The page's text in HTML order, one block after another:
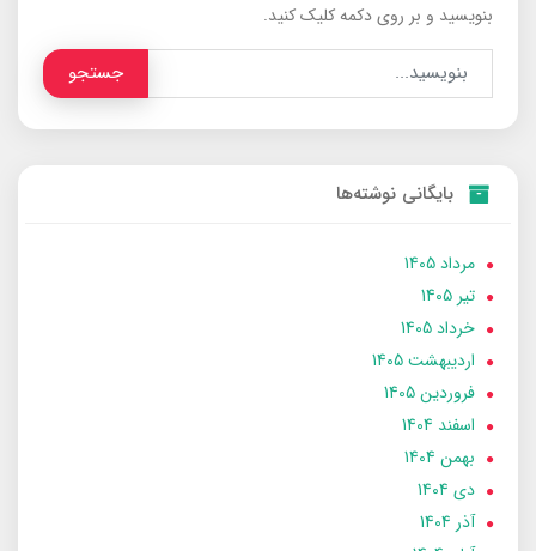
بنویسید و بر روی دکمه کلیک کنید.
جستجو
بایگانی نوشته‌ها
مرداد 1405
تير 1405
خرداد 1405
ارديبهشت 1405
فروردین 1405
اسفند 1404
بهمن 1404
دی 1404
آذر 1404